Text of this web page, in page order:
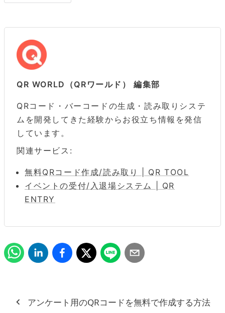
QR WORLD（QRワールド） 編集部
QRコード・バーコードの生成・読み取りシステ
ムを開発してきた経験からお役立ち情報を発信
しています。
関連サービス:
無料QRコード作成/読み取り | QR TOOL
イベントの受付/入退場システム | QR
ENTRY
アンケート用のQRコードを無料で作成する方法